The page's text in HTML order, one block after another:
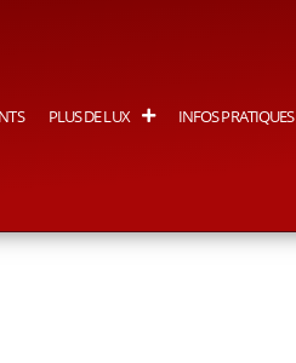
PLUS DE LUX INFOS PRATIQUES